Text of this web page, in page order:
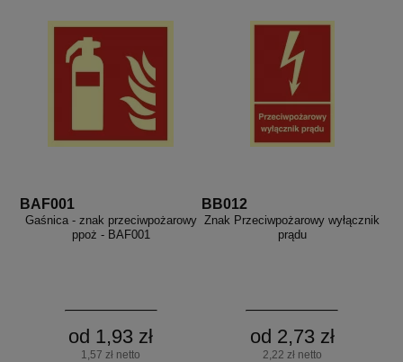
BAF001
Gaśnica - znak przeciwpożarowy
ppoż - BAF001
od 1,93 zł
1,57 zł netto
BB012
Znak Przeciwpożarowy wyłącznik
prądu
od 2,73 zł
2,22 zł netto